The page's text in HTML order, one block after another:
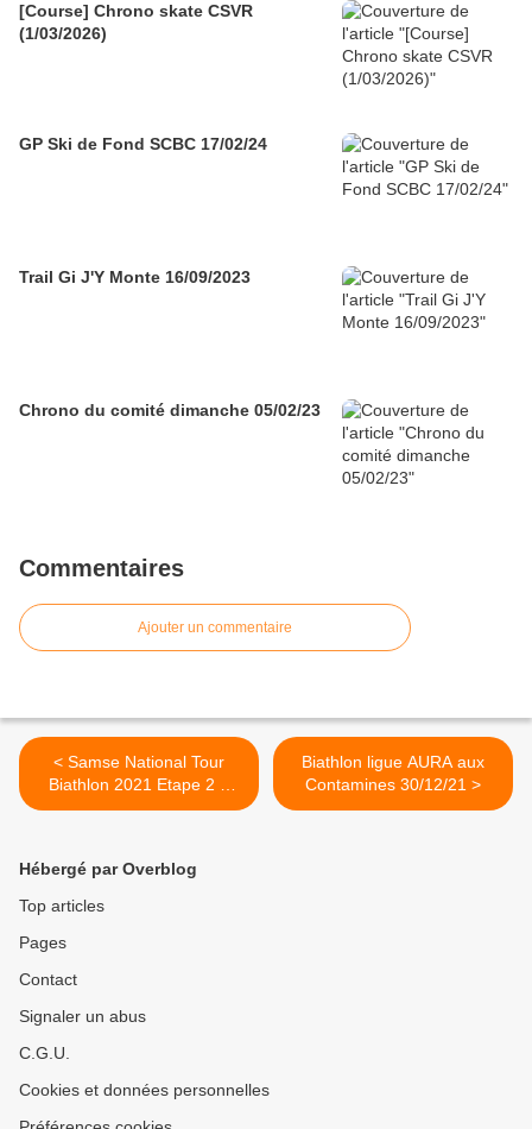
[Course] Chrono skate CSVR
(1/03/2026)
GP Ski de Fond SCBC 17/02/24
Trail Gi J'Y Monte 16/09/2023
Chrono du comité dimanche 05/02/23
Commentaires
Ajouter un commentaire
< Samse National Tour
Biathlon 2021 Etape 2 à
Prémanon
Biathlon ligue AURA aux
Contamines 30/12/21 >
Hébergé par Overblog
Top articles
Pages
Contact
Signaler un abus
C.G.U.
Cookies et données personnelles